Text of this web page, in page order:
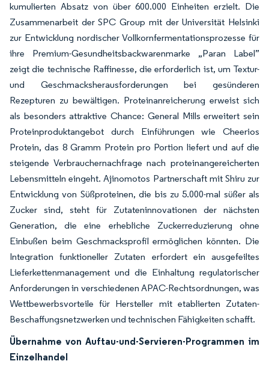
kumulierten Absatz von über 600.000 Einheiten erzielt. Die
Zusammenarbeit der SPC Group mit der Universität Helsinki
zur Entwicklung nordischer Vollkornfermentationsprozesse für
ihre Premium-Gesundheitsbackwarenmarke „Paran Label”
zeigt die technische Raffinesse, die erforderlich ist, um Textur-
und Geschmacksherausforderungen bei gesünderen
Rezepturen zu bewältigen. Proteinanreicherung erweist sich
als besonders attraktive Chance: General Mills erweitert sein
Proteinproduktangebot durch Einführungen wie Cheerios
Protein, das 8 Gramm Protein pro Portion liefert und auf die
steigende Verbrauchernachfrage nach proteinangereicherten
Lebensmitteln eingeht. Ajinomotos Partnerschaft mit Shiru zur
Entwicklung von Süßproteinen, die bis zu 5.000-mal süßer als
Zucker sind, steht für Zutateninnovationen der nächsten
Generation, die eine erhebliche Zuckerreduzierung ohne
Einbußen beim Geschmacksprofil ermöglichen könnten. Die
Integration funktioneller Zutaten erfordert ein ausgefeiltes
Lieferkettenmanagement und die Einhaltung regulatorischer
Anforderungen in verschiedenen APAC-Rechtsordnungen, was
Wettbewerbsvorteile für Hersteller mit etablierten Zutaten-
Beschaffungsnetzwerken und technischen Fähigkeiten schafft.
Übernahme von Auftau-und-Servieren-Programmen im
Einzelhandel